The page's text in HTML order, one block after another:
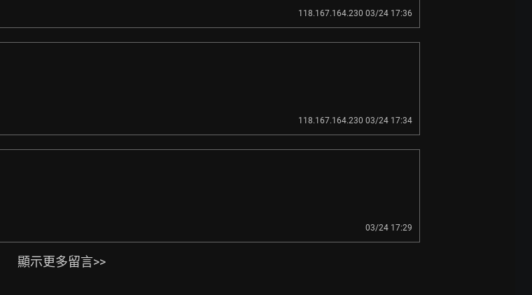
118.167.164.230 03/24 17:36
118.167.164.230 03/24 17:34
03/24 17:29
顯示更多留言>>